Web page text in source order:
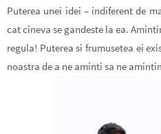
Puterea unei idei – indiferent de
cat cineva se gandeste la ea.
regula! Puterea si frumusetea ei
noastra de a ne aminti sa ne